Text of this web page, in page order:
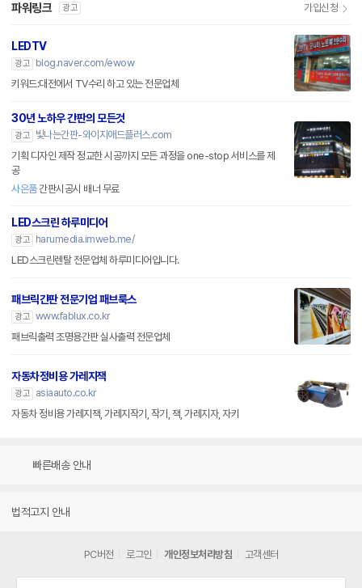
파워링크 광고 가입신청
LEDTV
광고
blog.naver.com/ewow
키워드:대전에서 TV수리 하고 있는 전문업체
30년 노하우 간판의 모든것
광고
빛나는간판-와이지애드플러스.com
기획 디자인 제작 정교한 시공까지 모든 과정을 one-stop 서비스를 제
공
사은품간판시공시 배너 무료
LED스크린 하루미디어
광고
harumedia.imweb.me/
LED스크린렌탈 전문업체 하루미디어입니다.
패브릭간판 전문기업 패브룩스
광고 www.fablux.co.kr
패브릭출력 조명용간판 실사출력 전문업체
자동차정비용 가레지잭
광고
asiaauto.co.kr
자동차 정비용 가레지잭, 가레지작기, 작기, 잭, 가레지자, 자키
빠른배송 안내
법적고지 안내
PC버전 로그인 개인정보처리방침 고객센터